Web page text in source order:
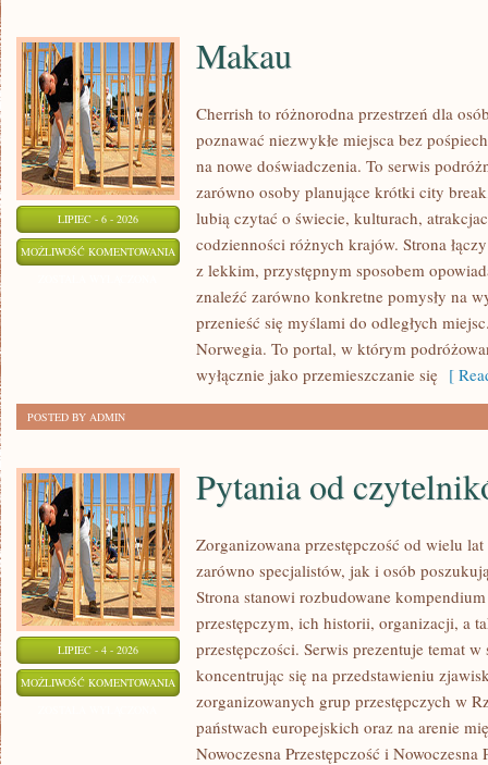
LIPIEC - 6 - 2026
MOŻLIWOŚĆ KOMENTOWANIA MAKAU
Makau
Cherrish to różnorodna przestrzeń dla
poznawać niezwykłe miejsca bez
na nowe doświadczenia. To serwis
zarówno osoby planujące krótki city
lubią czytać o świecie, kulturach,
codzienności różnych krajów. Strona
z lekkim, przystępnym sposobem
znaleźć zarówno konkretne pomysły na
przenieść się myślami do odległych
Norwegia. To portal, w którym
wyłącznie jako przemieszczanie się [
POSTED BY ADMIN
LIPIEC - 4 - 2026
MOŻLIWOŚĆ KOMENTOWANIA PYTANIA
CZYTELNIKÓW
Pytania od
Zorganizowana przestępczość od wielu
zarówno specjalistów, jak i osób
Strona stanowi rozbudowane
przestępczym, ich historii, organizacji, a
przestępczości. Serwis prezentuje temat
koncentrując się na przedstawieniu
zorganizowanych grup przestępczych w
państwach europejskich oraz na arenie
Nowoczesna Przestępczość i Nowoczesna